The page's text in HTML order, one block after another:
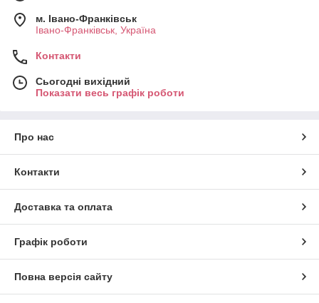
м. Івано-Франківськ
Івано-Франківськ, Україна
Контакти
Сьогодні вихідний
Показати весь графік роботи
Про нас
Контакти
Доставка та оплата
Графік роботи
Повна версія сайту